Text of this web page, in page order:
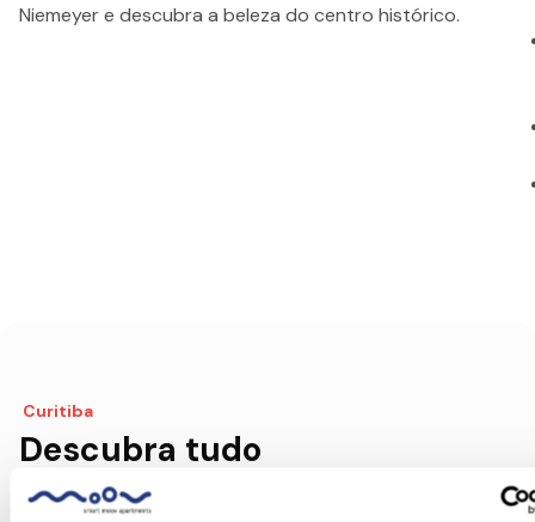
Niemeyer e descubra a beleza do centro histórico.
Curitiba
Descubra tudo
o que Curitiba